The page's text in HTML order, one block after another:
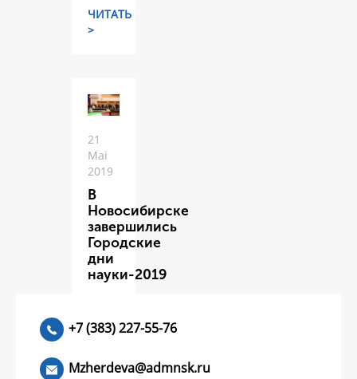
ЧИТАТЬ
>
21
Mai
2019
В
Новосибирске
завершились
Городские
дни
науки-2019
+7 (383) 227-55-76
Mzherdeva@admnsk.ru